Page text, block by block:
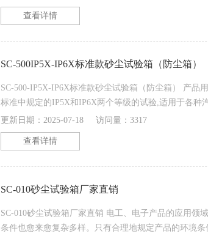
安全可靠。因而，电工、电子产品进行人工模拟环境试
要环节。人工模拟环境试验是实际环境影响的科学概括
查看详情
SC-500IP5X-IP6X标准款砂尘试验箱（防尘箱）
SC-500-IP5X-IP6X标准款砂尘试验箱（防尘箱） 产品
标准中规定的IP5X和IP6X两个等级的试验,适用于各种
验,测试部件包含有车灯、仪表、电气防尘套、转向系
密封性。本环境试验设备，设备设计合理，操作简单，
合国家标准。
更新日期：2025-07-18 访问量：3317
查看详情
SC-010砂尘试验箱厂家直销
SC-010砂尘试验箱厂家直销 电工、电子产品的应用领
条件也愈来愈复杂多样。只有合理地规定产品的环境